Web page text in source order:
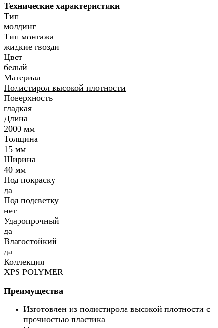
Технические характеристики
Тип
молдинг
Тип монтажа
жидкие гвозди
Цвет
белый
Материал
Полистирол высокой плотности
Поверхность
гладкая
Длина
2000 мм
Толщина
15 мм
Ширина
40 мм
Под покраску
да
Под подсветку
нет
Ударопрочный
да
Влагостойкий
да
Коллекция
XPS POLYMER
Преимущества
Изготовлен из полистирола высокой плотности с
прочностью пластика